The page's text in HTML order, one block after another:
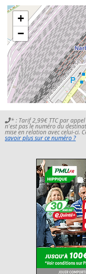
+
−
* : Tarif 2,99€ TTC par
n'est pas le numéro du
mise en relation avec celui-ci.
savoir plus sur ce numéro ?